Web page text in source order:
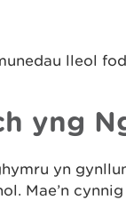
lleol
yng
yn
Mae’n